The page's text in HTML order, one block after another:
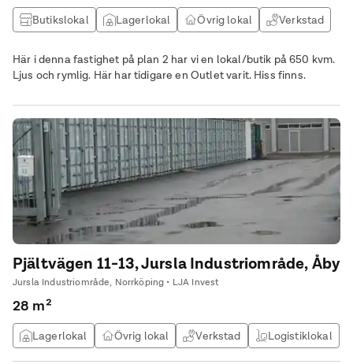
Butikslokal Lagerlokal Övrig lokal Verkstad
Här i denna fastighet på plan 2 har vi en lokal/butik på 650 kvm.
Ljus och rymlig. Här har tidigare en Outlet varit. Hiss finns.
Pjältvägen 11-13, Jursla Industriområde, Åby
Jursla Industriområde, Norrköping • LJA Invest
28 m²
Lagerlokal Övrig lokal Verkstad Logistiklokal